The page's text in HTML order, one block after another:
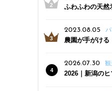
ふわふわの天然
三条駅近くにオ
2023.08.05
農園が手がける
った焼きたてパ
トやスムージー
2026.07.30
2026｜新潟の